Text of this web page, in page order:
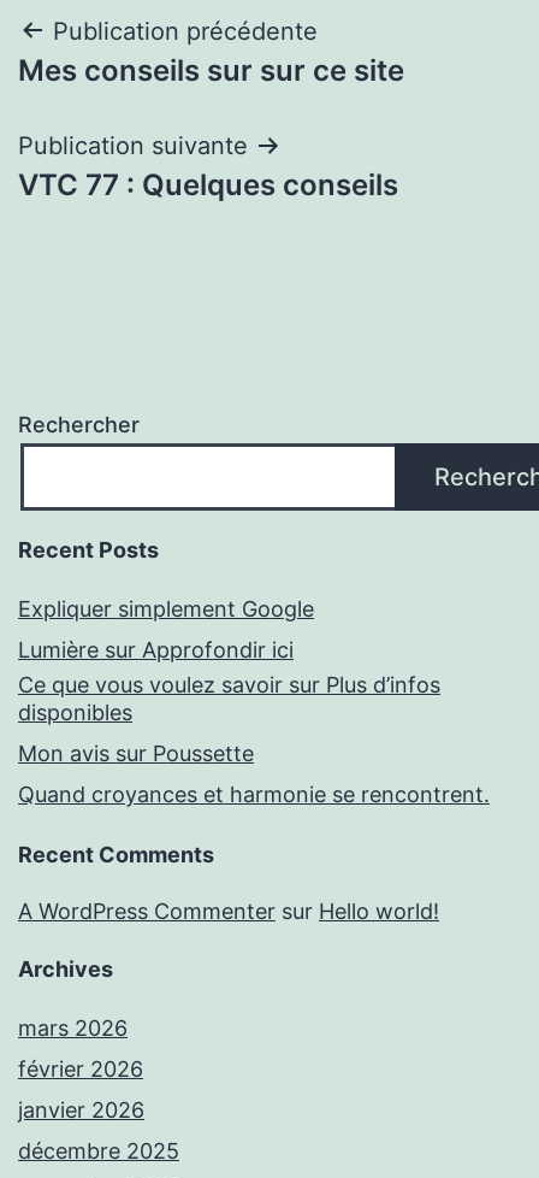
Navigation
de
l’article
Publication précédente
Mes conseils sur sur ce site
Publication suivante
VTC 77 : Quelques conseils
Rechercher
Recent Posts
Expliquer simplement Google
Lumière sur Approfondir ici
Ce que vous voulez savoir sur Plus d’infos
disponibles
Mon avis sur Poussette
Quand croyances et harmonie se rencontrent.
Recent Comments
A WordPress Commenter sur Hello world!
Archives
mars 2026
février 2026
janvier 2026
décembre 2025